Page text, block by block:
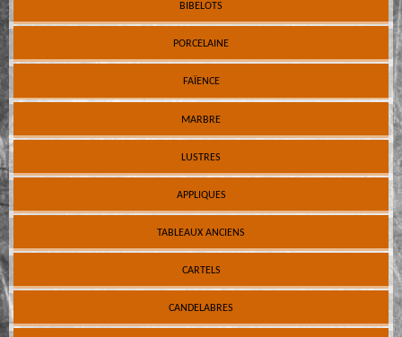
BIBELOTS
PORCELAINE
FAÏENCE
MARBRE
LUSTRES
APPLIQUES
TABLEAUX ANCIENS
CARTELS
CANDELABRES